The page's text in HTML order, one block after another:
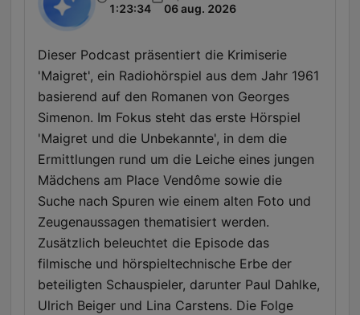
1:23:34 06 aug. 2026
Dieser Podcast präsentiert die Krimiserie
'Maigret', ein Radiohörspiel aus dem Jahr 1961
basierend auf den Romanen von Georges
Simenon. Im Fokus steht das erste Hörspiel
'Maigret und die Unbekannte', in dem die
Ermittlungen rund um die Leiche eines jungen
Mädchens am Place Vendôme sowie die
Suche nach Spuren wie einem alten Foto und
Zeugenaussagen thematisiert werden.
Zusätzlich beleuchtet die Episode das
filmische und hörspieltechnische Erbe der
beteiligten Schauspieler, darunter Paul Dahlke,
Ulrich Beiger und Lina Carstens. Die Folge